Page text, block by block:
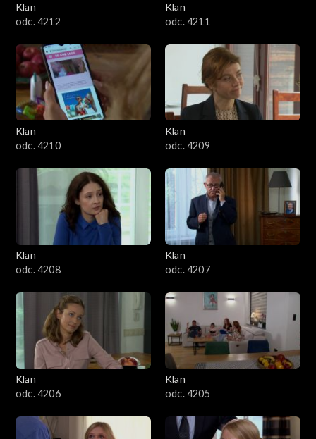
Klan
odc. 4212
Klan
odc. 4211
Klan
odc. 4210
Klan
odc. 4209
Klan
odc. 4208
Klan
odc. 4207
Klan
odc. 4206
Klan
odc. 4205